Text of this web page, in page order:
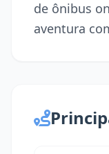
de ônibus
aventura